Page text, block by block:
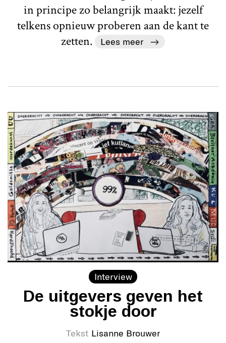
in principe zo belangrijk maakt: jezelf
telkens opnieuw proberen aan de kant te
zetten.
Lees meer
Interview
De uitgevers geven het
stokje door
Tekst Lisanne Brouwer